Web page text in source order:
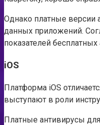
Однако платные версии
данных приложений.
показателей бесплатных
iOS
Платформа iOS
выступают в роли
Платные антивирусы